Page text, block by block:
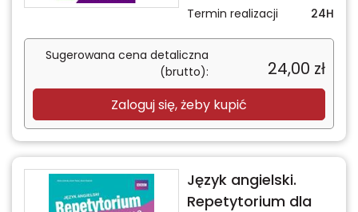
Termin realizacji 24H
Sugerowana cena detaliczna
(brutto):
24,00 zł
Zaloguj się, żeby kupić
Język angielski.
Repetytorium dla